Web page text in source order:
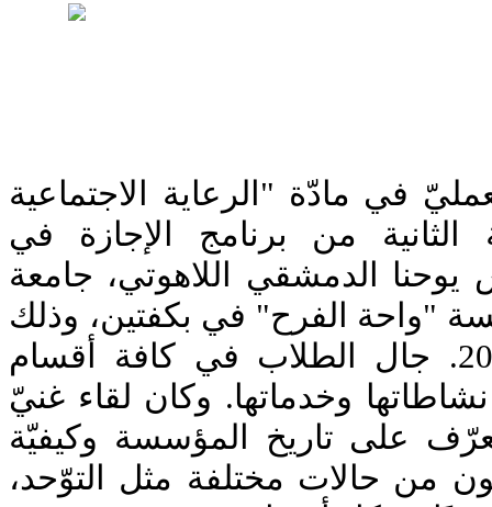
في مادّة "الرعاية الاجتماعية
الثانية من برنامج الإجازة في
الدمشقي اللاهوتي، جامعة
"واحة الفرح" في بكفتين، وذلك
يوم الجمعة 21 آذار 2025. جال الطلاب في كافة أقسام
وخدماتها. وكان لقاء غنيّ
على تاريخ المؤسسة وكيفيّة
من حالات مختلفة مثل التوّحد،